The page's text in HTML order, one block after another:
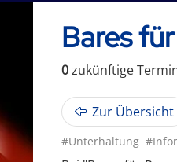
Bares
0zukünftige
Zur Übersicht
#Unterhaltung